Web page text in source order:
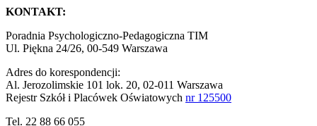
KONTAKT:
Poradnia Psychologiczno-Pedagogiczna TIM
Ul. Piękna 24/26, 00-549 Warszawa
Adres do korespondencji:
Al. Jerozolimskie 101 lok. 20, 02-011 Warszawa
Rejestr Szkół i Placówek Oświatowych nr 125500
Tel. 22 88 66 055